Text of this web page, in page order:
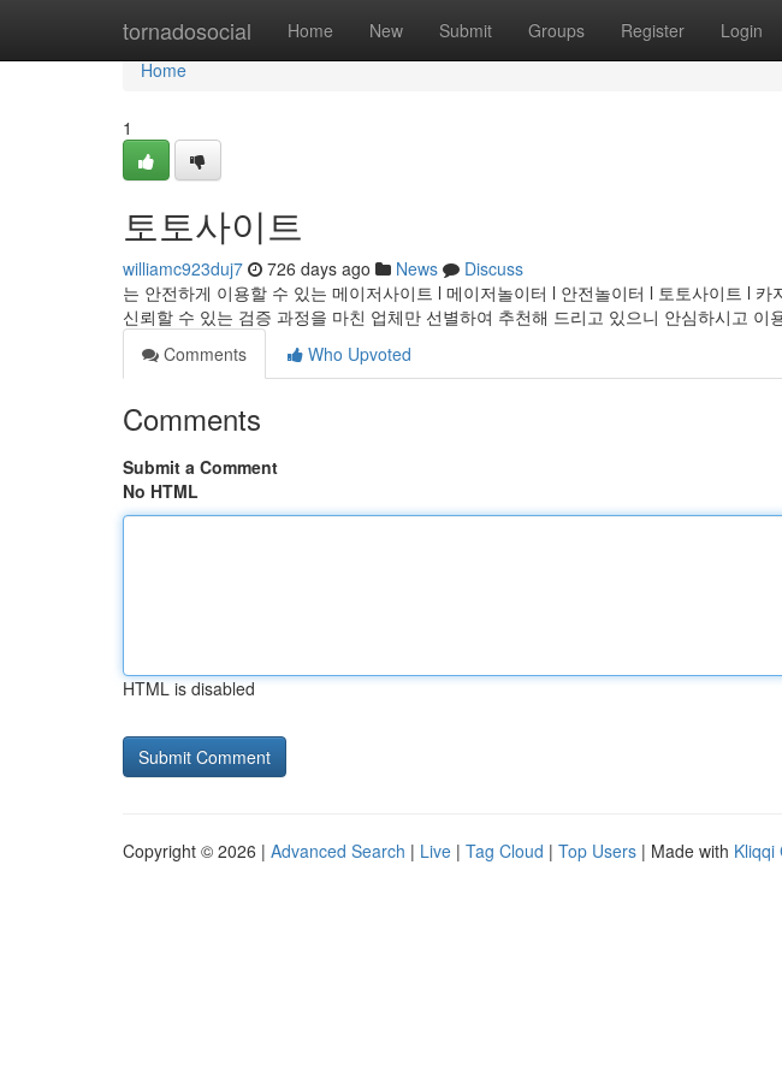
tornadosocial Home New Submit Groups Register Login
Home
Home
1
토토사이트
williamc923duj7 726 days ago News
Discuss
는 안전하게 이용할 수 있는 메이저사이트 l 메이저놀이터 l 안전놀이터 l 토토사이트 l
신뢰할 수 있는 검증 과정을 마친 업체만 선별하여 추천해 드리고 있으니 안심하시고 이
Comments
Who Upvoted
Comments
Submit a Comment
No HTML
HTML is disabled
Copyright © 2026 | Advanced Search | Live | Tag Cloud | Top Users | Made with Kliqqi